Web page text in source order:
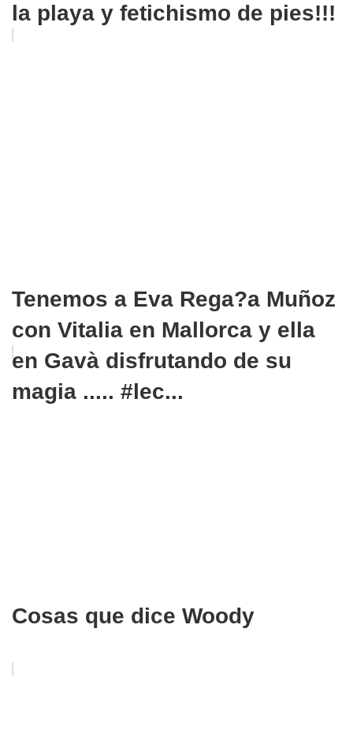
la playa y fetichismo de pies!!!
Tenemos a Eva Rega?a Muñoz
con Vitalia en Mallorca y ella
en Gavà disfrutando de su
magia ..... #lec...
Cosas que dice Woody